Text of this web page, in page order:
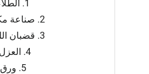
1. الطلاء والطبخة
2. صناعة مكافحة الحرائق
3. قضبان اللحام الكهربائي
4. العزل الكهربائي
5. ورق الأسفلت